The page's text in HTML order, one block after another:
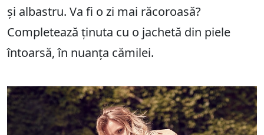
și albastru. Va fi o zi mai răcoroasă?
Completează ținuta cu o jachetă din piele
întoarsă, în nuanța cămilei.